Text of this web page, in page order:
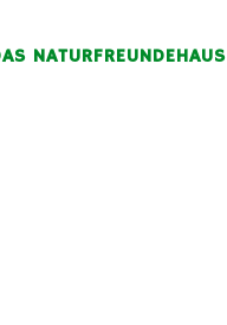
NATURFREUNDEHAUS